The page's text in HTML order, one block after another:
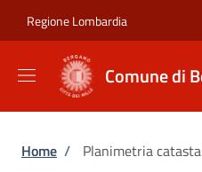
Regione Lombardia
Comune di
Briciole di
Home / Planimetria